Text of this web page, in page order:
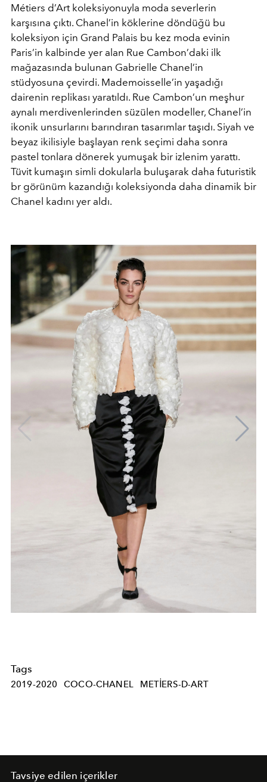
Métiers d’Art koleksiyonuyla moda severlerin
karşısına çıktı. Chanel’in köklerine döndüğü bu
koleksiyon için Grand Palais bu kez moda evinin
Paris’in kalbinde yer alan Rue Cambon’daki ilk
mağazasında bulunan Gabrielle Chanel’in
stüdyosuna çevirdi. Mademoisselle’in yaşadığı
dairenin replikası yaratıldı. Rue Cambon’un meşhur
aynalı merdivenlerinden süzülen modeller, Chanel’in
ikonik unsurlarını barındıran tasarımlar taşıdı. Siyah ve
beyaz ikilisiyle başlayan renk seçimi daha sonra
pastel tonlara dönerek yumuşak bir izlenim yarattı.
Tüvit kumaşın simli dokularla buluşarak daha futuristik
br görünüm kazandığı koleksiyonda daha dinamik bir
Chanel kadını yer aldı.
Tags
2019-2020 COCO-CHANEL METIERS-D-ART
Tavsiye edilen içerikler